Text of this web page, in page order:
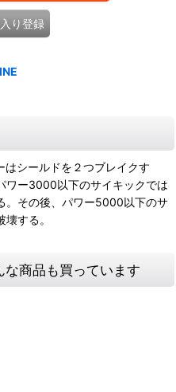
り登録
シールドを２つブレイクす
ワー3000以下のサイキックでは
。その後、パワー5000以下のサ
する。
商品も買っています